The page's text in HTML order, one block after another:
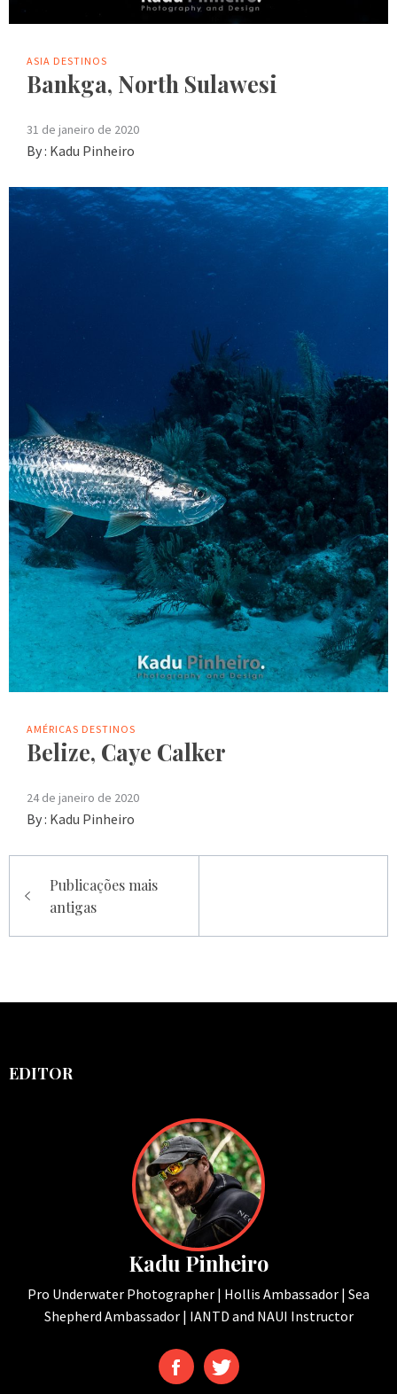
ASIA DESTINOS
Bankga, North Sulawesi
31 de janeiro de 2020
By : Kadu Pinheiro
AMÉRICAS DESTINOS
Belize, Caye Calker
24 de janeiro de 2020
By : Kadu Pinheiro
por
posts
Publicações mais
antigas
EDITOR
Kadu Pinheiro
Pro Underwater Photographer | Hollis Ambassador | Sea
Shepherd Ambassador | IANTD and NAUI Instructor